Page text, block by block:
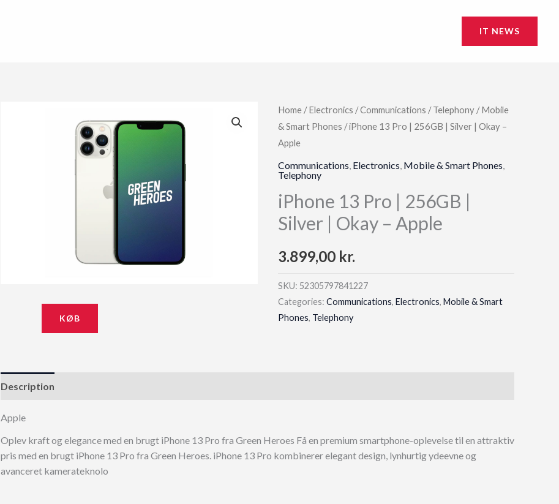
IT NEWS
Home /Electronics /Communications /Telephony /Mobile
& Smart Phones / iPhone 13 Pro | 256GB | Silver | Okay –
Apple
Communications Electronics Mobile & Smart Phones
Telephony
iPhone 13 Pro | 256GB |
Silver | Okay – Apple
3.899,00 kr.
SKU:52305797841227
Categories:Communications,Electronics,Mobile & Smart
Phones, Telephony
KØB
Description
Apple
Oplev kraft og elegance med en brugt iPhone 13 Pro fra Green Heroes Få en premium smartphone-oplevelse til en attraktiv
pris med en brugt iPhone 13 Pro fra Green Heroes. iPhone 13 Pro kombinerer elegant design, lynhurtig ydeevne og
avanceret kamerateknolo